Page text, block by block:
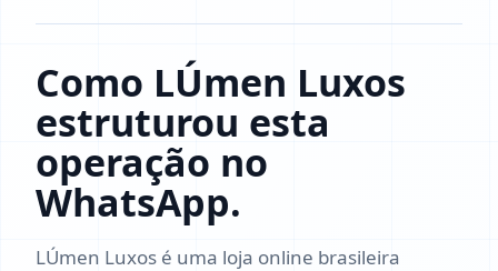
Como LÚmen Luxos
estruturou esta
operação no
WhatsApp.
LÚmen Luxos é uma loja online brasileira